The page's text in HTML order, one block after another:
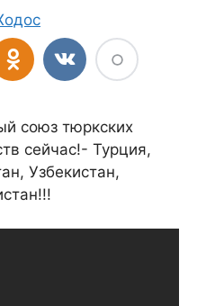
союз тюркских
сейчас!- Турция,
Узбекистан,